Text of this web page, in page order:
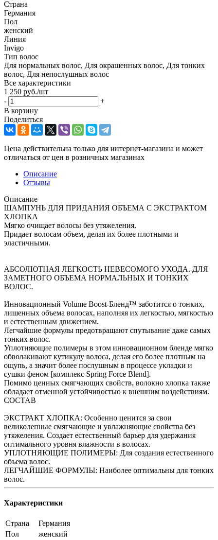
Страна
Германия
Пол
женский
Линия
Invigo
Тип волос
Для нормальных волос, Для окрашенных волос, Для тонких
волос, Для непослушных волос
Все характеристики
1 250 руб./шт
-
+
В корзину
Поделиться
Цена действительна только для интернет-магазина и может
отличаться от цен в розничных магазинах
Описание
Отзывы
Описание
ШАМПУНЬ ДЛЯ ПРИДАНИЯ ОБЪЕМА С ЭКСТРАКТОМ
ХЛОПКА
Мягко очищает волосы без утяжеления.
Придает волосам объем, делая их более плотными и
эластичными.
АБСОЛЮТНАЯ ЛЕГКОСТЬ НЕВЕСОМОГО УХОДА. ДЛЯ
ЗАМЕТНОГО ОБЪЕМА НОРМАЛЬНЫХ И ТОНКИХ
ВОЛОС.
Инновационный Volume Boost-Бленд™ заботится о тонких,
лишенных объема волосах, наполняя их легкостью, мягкостью
и естественным движением.
Легчайшие формулы предотвращают спутывание даже самых
тонких волос.
Уплотняющие полимеры в этом инновационном бленде мягко
обволакивают кутикулу волоса, делая его более плотным на
ощупь, а значит более послушным в процессе укладки и
сушки феном [комплекс Spring Force Blend].
Помимо ценных смягчающих свойств, волокно хлопка также
обладает отменной устойчивостью к внешним воздействиям.
СОСТАВ
ЭКСТРАКТ ХЛОПКА: Особенно ценится за свои
великолепные смягчающие и увлажняющие свойства без
утяжеления. Создает естественный барьер для удержания
оптимального уровня влажности в волосах.
УПЛОТНЯЮЩИЕ ПОЛИМЕРЫ: Для создания естественного
объема волос.
ЛЕГЧАЙШИЕ ФОРМУЛЫ: Наиболее оптимальны для тонких
волос.
Характеристики
Страна
Германия
Пол
женский